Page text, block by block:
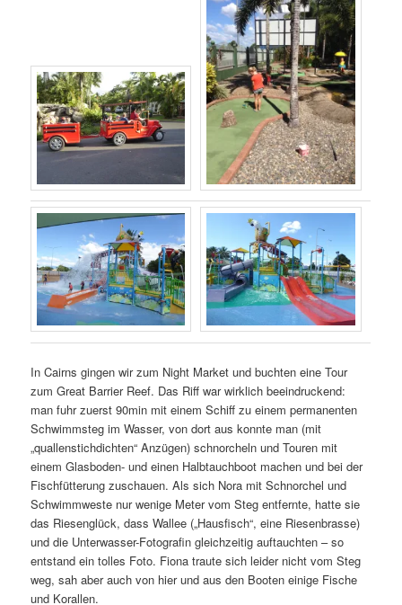
In Cairns gingen wir zum Night Market und buchten eine Tour
zum Great Barrier Reef. Das Riff war wirklich beeindruckend:
man fuhr zuerst 90min mit einem Schiff zu einem permanenten
Schwimmsteg im Wasser, von dort aus konnte man (mit
„quallenstichdichten“ Anzügen) schnorcheln und Touren mit
einem Glasboden- und einen Halbtauchboot machen und bei der
Fischfütterung zuschauen. Als sich Nora mit Schnorchel und
Schwimmweste nur wenige Meter vom Steg entfernte, hatte sie
das Riesenglück, dass Wallee („Hausfisch“, eine Riesenbrasse)
und die Unterwasser-Fotografin gleichzeitig auftauchten – so
entstand ein tolles Foto. Fiona traute sich leider nicht vom Steg
weg, sah aber auch von hier und aus den Booten einige Fische
und Korallen.